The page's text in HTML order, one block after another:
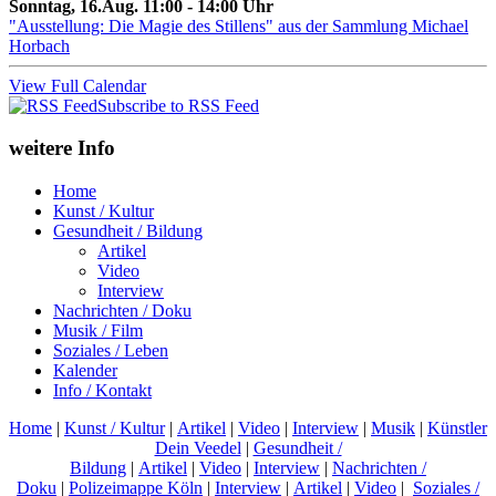
Sonntag, 16.Aug. 11:00 - 14:00 Uhr
"Ausstellung: Die Magie des Stillens" aus der Sammlung Michael
Horbach
View Full Calendar
Subscribe to RSS Feed
weitere Info
Home
Kunst / Kultur
Gesundheit / Bildung
Artikel
Video
Interview
Nachrichten / Doku
Musik / Film
Soziales / Leben
Kalender
Info / Kontakt
Home | Kunst / Kultur| Artikel | Video | Interview | Musik | Künstler
Dein Veedel | Gesundheit /
Bildung | Artikel | Video | Interview | Nachrichten /
Doku | Polizeimappe Köln | Interview | Artikel | Video | Soziales /